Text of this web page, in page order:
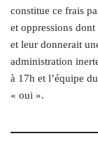
constitue ce frais
et oppressions
et leur donnerait
administration
à 17h et l’équipe du
« oui ».